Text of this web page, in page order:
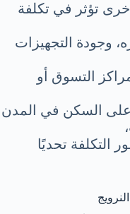
تؤثر في تكلفة
وجودة التجهيزات
التسوق أو
على السكن في المدن
تحديًا